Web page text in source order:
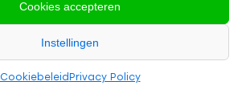
Cookies accepteren
Instellingen
Cookiebeleid Privacy Policy
Algemene Voorwaarden